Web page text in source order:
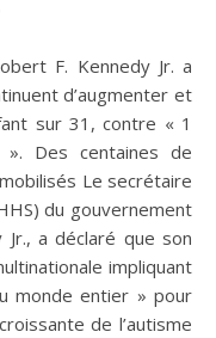
d’augmenter et
sur 31, contre « 1
Des centaines de
Le secrétaire
du gouvernement
a déclaré que son
impliquant
monde entier » pour
de l’autisme